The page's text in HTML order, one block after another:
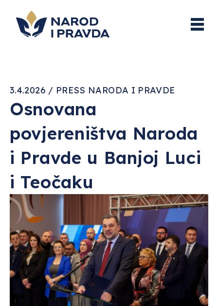
3.4.2026 / PRESS NARODA I PRAVDE
Osnovana
povjereništva Naroda
i Pravde u Banjoj Luci
i Teočaku